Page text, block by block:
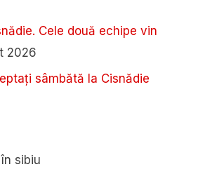
Cele două echipe vin
2026
sâmbătă la Cisnădie